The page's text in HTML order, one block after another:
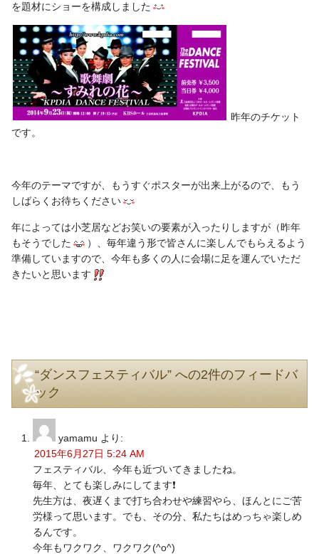
を題材にショーを構成しました
昨年のチケット
です。
今年のテーマですが、もうすぐポスターが出来上がるので、もう
しばらくお待ちください
年によっては小芝居などお笑いの要素が入ったりしますが（昨年
もそうでした
）、毎年違う形で皆さんに楽しんでもらえるよう
準備していますので、今年も多くの人に会場に足を運んでいただ
きたいと思います
“ダンスフェスティバル” への2件のフィードバ
ック
yamamu より:
2015年6月27日 5:24 AM
フェスティバル、今年も近づいてきましたね。
毎年、とても楽しみにしてます❗
先生方は、夜遅くまで打ち合わせや練習やら、ほんとにご苦
労様って思います。でも、その分、私たちはめっちゃ楽しめ
るんです。
今年もワクワク、ワクワク(^o^)